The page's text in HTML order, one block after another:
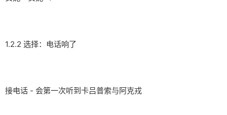
1.2.2 选择：电话响了
接电话 - 会第一次听到卡吕普索与阿克戎